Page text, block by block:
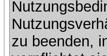
zu beenden,